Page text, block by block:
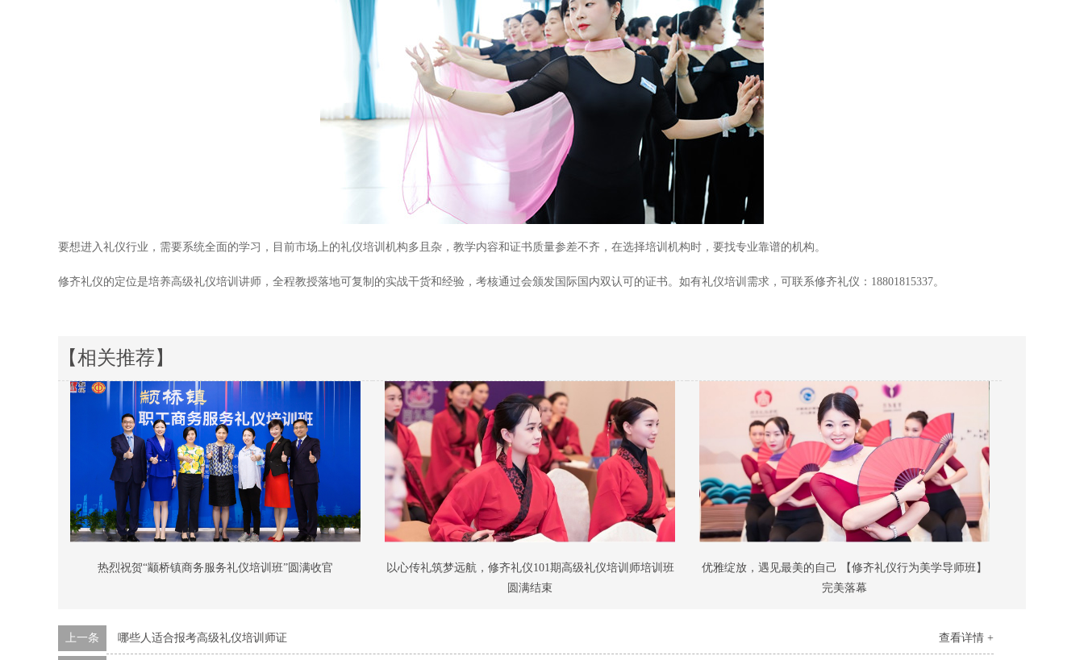
要想进入礼仪行业，需要系统全面的学习，目前市场上的礼仪培训机构多且杂，教学内容和证书质量参差不齐，在选择培训机构时，要找专业靠谱的机构。
修齐礼仪的定位是培养高级礼仪培训讲师，全程教授落地可复制的实战干货和经验，考核通过会颁发国际国内双认可的证书。如有礼仪培训需求，可联系修齐礼仪：18801815337。
【相关推荐】
热烈祝贺“颛桥镇商务服务礼仪培训班”圆满收官
以心传礼筑梦远航，修齐礼仪101期高级礼仪培训师培训班
圆满结束
优雅绽放，遇见最美的自己 【修齐礼仪行为美学导师班】
完美落幕
查看详情 +
上一条 哪些人适合报考高级礼仪培训师证